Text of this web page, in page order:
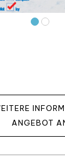
ANGEBOT